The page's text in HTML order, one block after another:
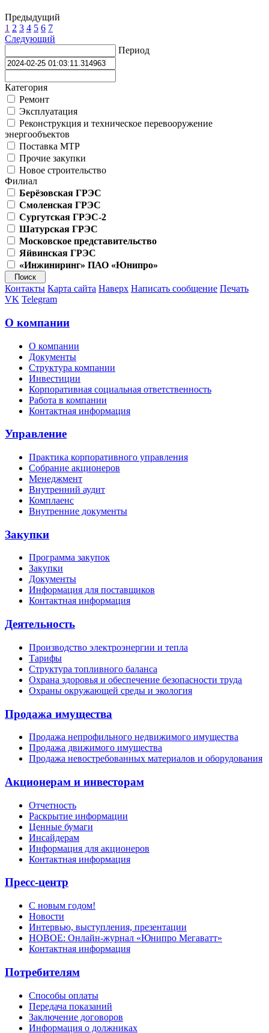
Предыдущий
1 2 3 4 5 6 7
Следующий
Период
Категория
Ремонт
Эксплуатация
Реконструкция и техническое перевооружение
энергообъектов
Поставка МТР
Прочие закупки
Новое строительство
Филиал
Берёзовская ГРЭС
Смоленская ГРЭС
Сургутская ГРЭС-2
Шатурская ГРЭС
Московское представительство
Яйвинская ГРЭС
«Инжиниринг» ПАО «Юнипро»
Контакты Карта сайта Наверх Написать сообщение Печать
VK Telegram
О компании
О компании
Документы
Структура компании
Инвестиции
Корпоративная социальная ответственность
Работа в компании
Контактная информация
Управление
Практика корпоративного управления
Собрание акционеров
Менеджмент
Внутренний аудит
Комплаенс
Внутренние документы
Закупки
Программа закупок
Закупки
Документы
Информация для поставщиков
Контактная информация
Деятельность
Производство электроэнергии и тепла
Тарифы
Структура топливного баланса
Охрана здоровья и обеспечение безопасности труда
Охраны окружающей среды и экология
Продажа имущества
Продажа непрофильного недвижимого имущества
Продажа движимого имущества
Продажа невостребованных материалов и оборудования
Акционерам и инвесторам
Отчетность
Раскрытие информации
Ценные бумаги
Инсайдерам
Информация для акционеров
Контактная информация
Пресс-центр
С новым годом!
Новости
Интервью, выступления, презентации
НОВОЕ: Онлайн-журнал «Юнипро Мегаватт»
Контактная информация
Потребителям
Способы оплаты
Передача показаний
Заключение договоров
Информация о должниках